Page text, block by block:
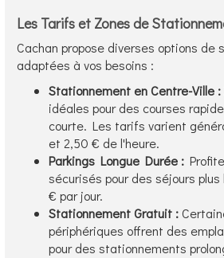
Les Tarifs et Zones de
Cachan propose diverses options de
adaptées à vos besoins :
Stationnement en Centre-Ville :
idéales pour des courses
courte. Les tarifs varient
et 2,50 € de l'heure.
Parkings Longue Durée :
sécurisés pour des séjours
€ par jour.
Stationnement Gratuit :
périphériques offrent des
pour des stationnements